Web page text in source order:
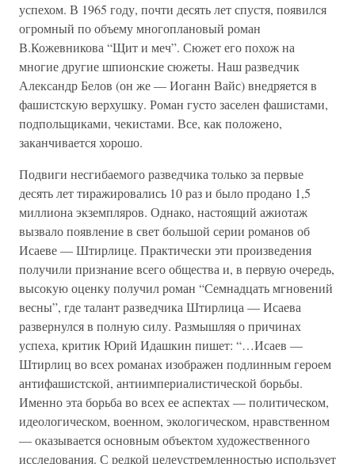
успехом. В 1965 году, почти десять лет спустя, появился
огромный по объему многоплановый роман
В.Кожевникова “Щит и меч”. Сюжет его похож на
многие другие шпионские сюжеты. Наш разведчик
Александр Белов (он же — Иоганн Вайс) внедряется в
фашистскую верхушку. Роман густо заселен фашистами,
подпольщиками, чекистами. Все, как положено,
заканчивается хорошо.
Подвиги несгибаемого разведчика только за первые
десять лет тиражировались 10 раз и было продано 1,5
миллиона экземпляров. Однако, настоящий ажиотаж
вызвало появление в свет большой серии романов об
Исаеве — Штирлице. Практически эти произведения
получили признание всего общества и, в первую очередь,
высокую оценку получил роман “Семнадцать мгновений
весны”, где талант разведчика Штирлица — Исаева
развернулся в полную силу. Размышляя о причинах
успеха, критик Юрий Идашкин пишет: “…Исаев —
Штирлиц во всех романах изображен подлинным героем
антифашистской, антиимпериалистической борьбы.
Именно эта борьба во всех ее аспектах — политическом,
идеологическом, военном, экологическом, нравственном
— оказывается основным объектом художественного
исследования. С редкой целеустремленностью использует